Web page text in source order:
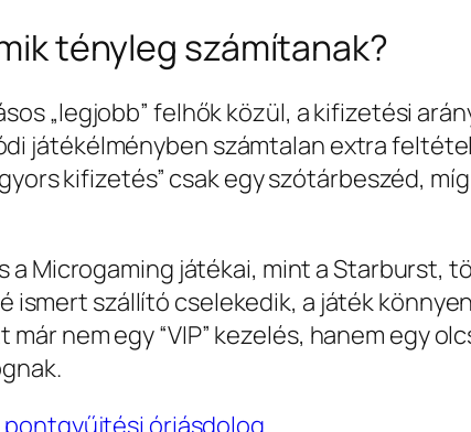
tényleg számítanak?
„legjobb” felhők közül, a kifizetési
játékélményben számtalan extra
kifizetés” csak egy szótárbeszéd,
a Microgaming játékai, mint a Starburst,
szállító cselekedik, a játék
nem egy “VIP” kezelés, hanem egy